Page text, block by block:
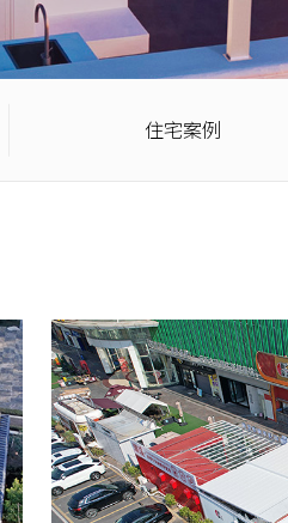
住宅案例
佛山•
室外电动轨